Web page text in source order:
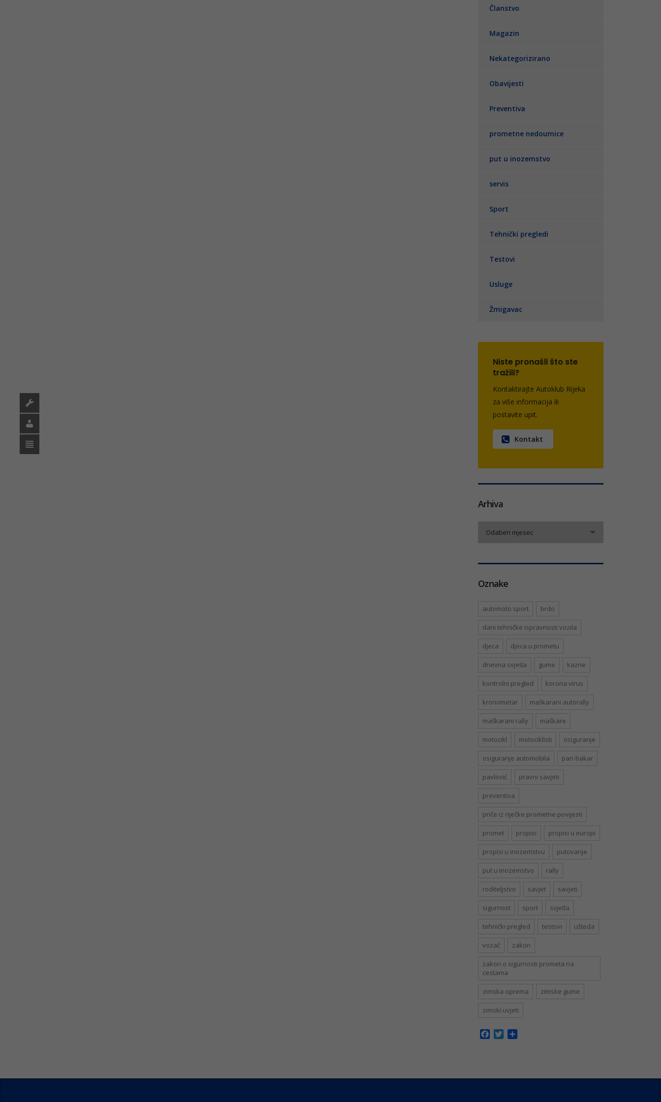
Članstvo
Magazin
Nekategorizirano
Obavijesti
Preventiva
prometne nedoumice
put u inozemstvo
servis
Sport
Tehnički pregledi
Testovi
Usluge
Žmigavac
Niste pronašli što ste
tražili?
Kontaktirajte Autoklub Rijeka
za više informacija ili
postavite upit.
Kontakt
Arhiva
Odaberi mjesec
Oznake
automoto sport brdo
dani tehničke ispravnosti vozila
djeca djeca u prometu
dnevna svjetla gume kazne
kontrolni pregled korona virus
kronometar maškarani autorally
maškarani rally maškare
motocikl motociklisti osiguranje
osiguranje automobila pari-bakar
pavlović pravni savjeti
preventiva
priče iz riječke prometne povijesti
promet propisi propisi u europi
propisi u inozemstvu putovanje
put u inozemstvo rally
roditeljstvo savjet savjeti
sigurnost sport svjetla
tehnički pregled testovi ušteda
vozač zakon
zakon o sigurnosti prometa na
cestama
zimska oprema zimske gume
zimski uvjeti
Facebook
Twitter